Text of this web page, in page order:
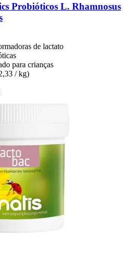
Probióticos L. Rhamnosus
de lactato
para crianças
/ kg)